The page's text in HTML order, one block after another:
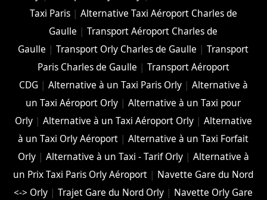
Taxi Paris| Alternative Taxi Aéroport Charles de
Gaulle |Transport Aéroport Charles de
Gaulle |Transport Orly Charles de Gaulle |Transport
Paris Charles de Gaulle | Transport Aéroport
CDG | Alternative à un Taxi Paris Orly| Alternative à
un Taxi Aéroport Orly |Alternative à un Taxi pour
Orly| Alternative à un Taxi Aéroport Orly| Alternative
à un Taxi Orly Aéroport |Alternative à un Taxi Forfait
Orly| Alternative à un Taxi - Tarif Orly| Alternative à
un Prix Taxi Paris Orly Aéroport | Navette Gare du Nord
<-> Orly |Trajet Gare du Nord Orly | Navette Orly Gare